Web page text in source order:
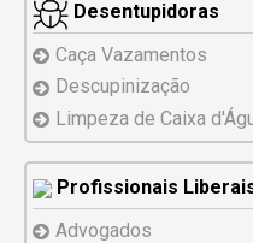
Desentupidoras
Caça Vazamentos
Descupinização
Limpeza de Caixa
Profissionais
Advogados